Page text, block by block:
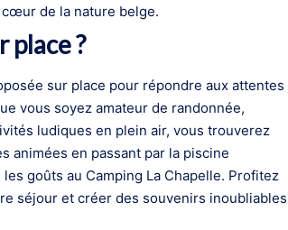
de la nature belge.
place ?
sur place pour répondre aux attentes
vous soyez amateur de randonnée,
ludiques en plein air, vous trouverez
animées en passant par la piscine
goûts au Camping La Chapelle. Profitez
séjour et créer des souvenirs inoubliables